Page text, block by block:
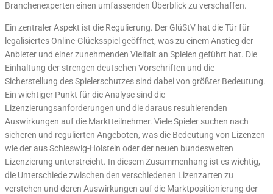
Branchenexperten einen umfassenden Überblick zu verschaffen.
Ein zentraler Aspekt ist die Regulierung. Der GlüStV hat die Tür für
legalisiertes Online-Glücksspiel geöffnet, was zu einem Anstieg der
Anbieter und einer zunehmenden Vielfalt an Spielen geführt hat. Die
Einhaltung der strengen deutschen Vorschriften und die
Sicherstellung des Spielerschutzes sind dabei von größter Bedeutung.
Ein wichtiger Punkt für die Analyse sind die
Lizenzierungsanforderungen und die daraus resultierenden
Auswirkungen auf die Marktteilnehmer. Viele Spieler suchen nach
sicheren und regulierten Angeboten, was die Bedeutung von Lizenzen
wie der aus Schleswig-Holstein oder der neuen bundesweiten
Lizenzierung unterstreicht. In diesem Zusammenhang ist es wichtig,
die Unterschiede zwischen den verschiedenen Lizenzarten zu
verstehen und deren Auswirkungen auf die Marktpositionierung der